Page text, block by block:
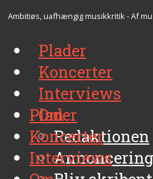
Ambitiøs, uafhængig musikkritik - Af
Plader
Koncerter
Interviews
Om
Redaktionen
Annoncering
Plader
Koncerter
Interviews